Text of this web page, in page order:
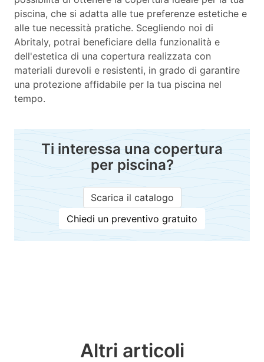
piscina, che si adatta alle tue preferenze estetiche e
alle tue necessità pratiche. Scegliendo noi di
Abritaly, potrai beneficiare della funzionalità e
dell'estetica di una copertura realizzata con
materiali durevoli e resistenti, in grado di garantire
una protezione affidabile per la tua piscina nel
tempo.
Ti interessa una copertura
per piscina?
Scarica il catalogo
Chiedi un preventivo gratuito
Altri articoli